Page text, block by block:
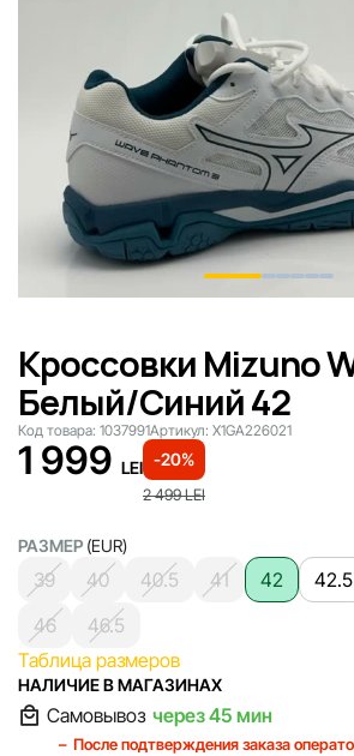
Кроссовки Mizuno
Белый/Синий 42
Код товара: 1037991Артикул: X1GA226021
-20%
2 499LEI
1 999 LEI
РАЗМЕР (EUR)
39 40 40.5 41 42 42.5
46
46.5
Таблица размеров
НАЛИЧИЕ В МАГАЗИНАХ
Самовывоз через 45 мин
После подтверждения заказа